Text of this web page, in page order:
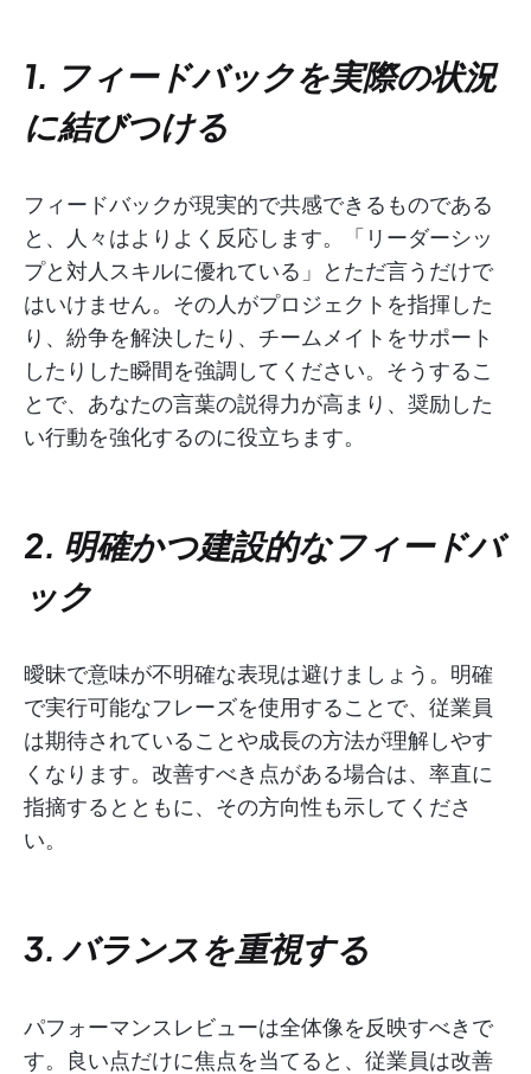
1. フィードバックを実際の状況
に結びつける
フィードバックが現実的で共感できるものである
と、人々はよりよく反応します。「リーダーシッ
プと対人スキルに優れている」とただ言うだけで
はいけません。その人がプロジェクトを指揮した
り、紛争を解決したり、チームメイトをサポート
したりした瞬間を強調してください。そうするこ
とで、あなたの言葉の説得力が高まり、奨励した
い行動を強化するのに役立ちます。
2. 明確かつ建設的なフィードバ
ック
曖昧で意味が不明確な表現は避けましょう。明確
で実行可能なフレーズを使用することで、従業員
は期待されていることや成長の方法が理解しやす
くなります。改善すべき点がある場合は、率直に
指摘するとともに、その方向性も示してくださ
い。
3. バランスを重視する
パフォーマンスレビューは全体像を反映すべきで
す。良い点だけに焦点を当てると、従業員は改善